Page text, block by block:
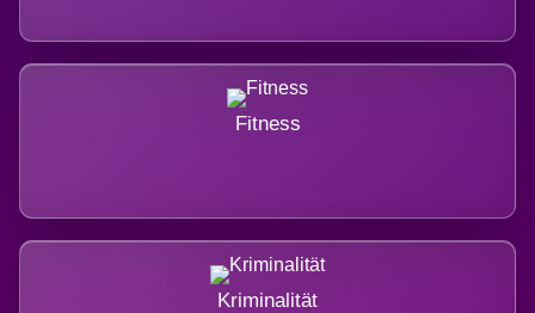
Fitness
Kriminalität